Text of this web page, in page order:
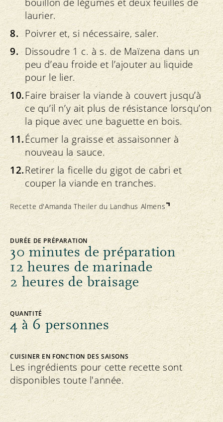
laurier.
Poivrer et, si nécessaire, saler.
Dissoudre 1 c. à s. de Maïzena dans un
peu d’eau froide et l’ajouter au liquide
pour le lier.
Faire braiser la viande à couvert jusqu’à
ce qu’il n’y ait plus de résistance lorsqu’on
la pique avec une baguette en bois.
Écumer la graisse et assaisonner à
nouveau la sauce.
Retirer la ficelle du gigot de cabri et
couper la viande en tranches.
Recette d'Amanda Theiler du Landhus Almens
DURÉE DE PRÉPARATION
30 minutes de préparation
12 heures de marinade
2 heures de braisage
QUANTITÉ
4 à 6 personnes
CUISINER EN FONCTION DES SAISONS
Les ingrédients pour cette recette sont
disponibles toute l'année.